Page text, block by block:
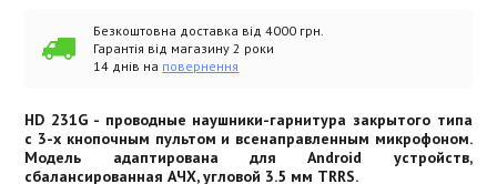
Безкоштовна доставка від 4000 грн.
Гарантія від магазину 2 роки
14 днів на повернення
HD 231G - проводные наушники-гарнитура закрытого типа
с 3-х кнопочным пультом и всенаправленным микрофоном.
Модель адаптирована для Android устройств,
сбалансированная АЧХ, угловой 3.5 мм TRRS.